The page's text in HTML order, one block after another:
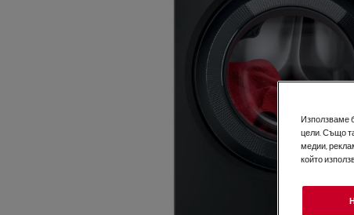
Използваме
цели. Също
медии,
който